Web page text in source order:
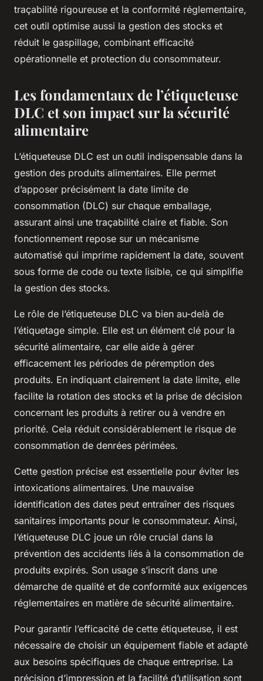
traçabilité rigoureuse et la conformité réglementaire,
cet outil optimise aussi la gestion des stocks et
réduit le gaspillage, combinant efficacité
opérationnelle et protection du consommateur.
Les fondamentaux de l’étiqueteuse
DLC et son impact sur la sécurité
alimentaire
L’étiqueteuse DLC est un outil indispensable dans la
gestion des produits alimentaires. Elle permet
d’apposer précisément la date limite de
consommation (DLC) sur chaque emballage,
assurant ainsi une traçabilité claire et fiable. Son
fonctionnement repose sur un mécanisme
automatisé qui imprime rapidement la date, souvent
sous forme de code ou texte lisible, ce qui simplifie
la gestion des stocks.
Le rôle de l’étiqueteuse DLC va bien au-delà de
l’étiquetage simple. Elle est un élément clé pour la
sécurité alimentaire, car elle aide à gérer
efficacement les périodes de péremption des
produits. En indiquant clairement la date limite, elle
facilite la rotation des stocks et la prise de décision
concernant les produits à retirer ou à vendre en
priorité. Cela réduit considérablement le risque de
consommation de denrées périmées.
Cette gestion précise est essentielle pour éviter les
intoxications alimentaires. Une mauvaise
identification des dates peut entraîner des risques
sanitaires importants pour le consommateur. Ainsi,
l’étiqueteuse DLC joue un rôle crucial dans la
prévention des accidents liés à la consommation de
produits expirés. Son usage s’inscrit dans une
démarche de qualité et de conformité aux exigences
réglementaires en matière de sécurité alimentaire.
Pour garantir l’efficacité de cette étiqueteuse, il est
nécessaire de choisir un équipement fiable et adapté
aux besoins spécifiques de chaque entreprise. La
précision d’impression et la facilité d’utilisation sont